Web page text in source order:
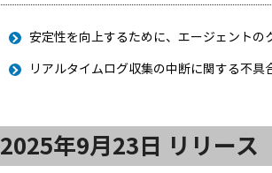
安定性を向上するために、エージェントの
リアルタイムログ収集の中断に関する不具
2025年9月23日 リリース